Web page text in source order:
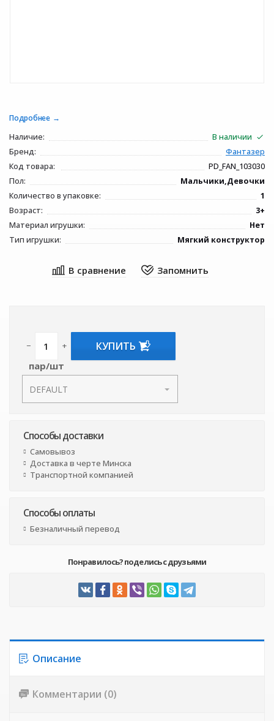
Подробнее
Наличие:
В наличии
Бренд:
Фантазер
Код товара:
PD_FAN_103030
Пол:
Мальчики,Девочки
Количество в упаковке:
1
Возраст:
3+
Материал игрушки:
Нет
Тип игрушки:
Мягкий конструктор
− +
пар/шт
КУПИТЬ
Способы доставки
Самовывоз
Доставка в черте Минска
Транспортной компанией
Способы оплаты
Безналичный перевод
Понравилось? поделись с друзьями
Описание
Комментарии (0)